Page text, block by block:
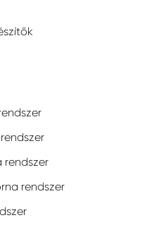
rendszer
rendszer